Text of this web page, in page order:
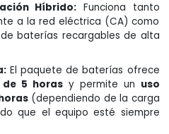
Híbrido: Funciona tanto
a la red eléctrica (CA) como
baterías recargables de alta
El paquete de baterías ofrece
5 horasy permite un uso
(dependiendo de la carga
que el equipo esté siempre